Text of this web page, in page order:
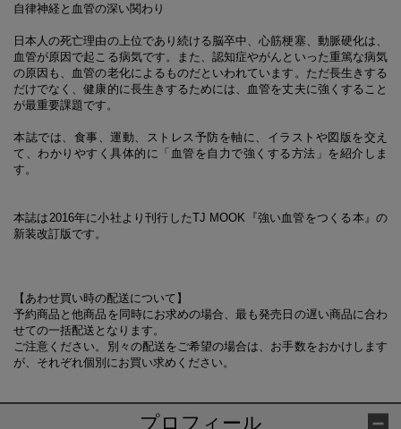
自律神経と血管の深い関わり
日本人の死亡理由の上位であり続ける脳卒中、心筋梗塞、動脈硬化は、
血管が原因で起こる病気です。また、認知症やがんといった重篤な病気
の原因も、血管の老化によるものだといわれています。ただ長生きする
だけでなく、健康的に長生きするためには、血管を丈夫に強くすること
が最重要課題です。
本誌では、食事、運動、ストレス予防を軸に、イラストや図版を交え
て、わかりやすく具体的に「血管を自力で強くする方法」を紹介しま
す。
本誌は2016年に小社より刊行したTJ MOOK『強い血管をつくる本』の
新装改訂版です。
【あわせ買い時の配送について】
予約商品と他商品を同時にお求めの場合、最も発売日の遅い商品に合わ
せての一括配送となります。
ご注意ください。別々の配送をご希望の場合は、お手数をおかけします
が、それぞれ個別にお買い求めください。
プロフィール